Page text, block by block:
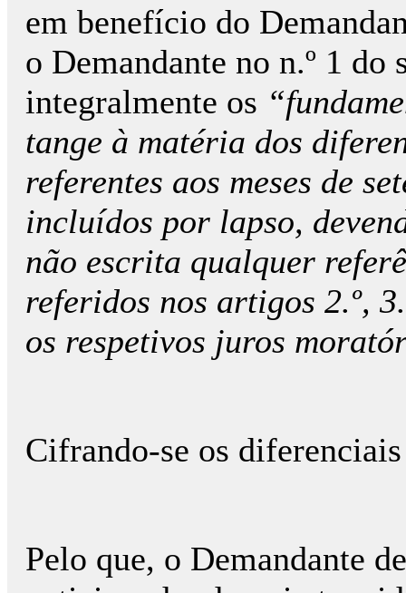
em benefício do
o Demandante no n.º 1 do
integralmente os
tange à matéria dos
referentes aos meses de
incluídos por lapso,
não escrita qualquer
referidos nos artigos 2.º,
os respetivos juros
Cifrando-se os
Pelo que, o Demandante